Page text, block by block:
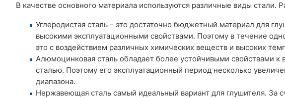
В качестве основного материала используются различные виды стали.
Углеродистая сталь – это достаточно бюджетный материал для
высокими эксплуатационными свойствами. Поэтому в течение
это с воздействием различных химических веществ и высоких
Алюмоцинковая сталь обладает более устойчивыми свойствами к
сталью. Поэтому его эксплуатационный период несколько
диапазона.
Нержавеющая сталь самый идеальный вариант для глушителя. За